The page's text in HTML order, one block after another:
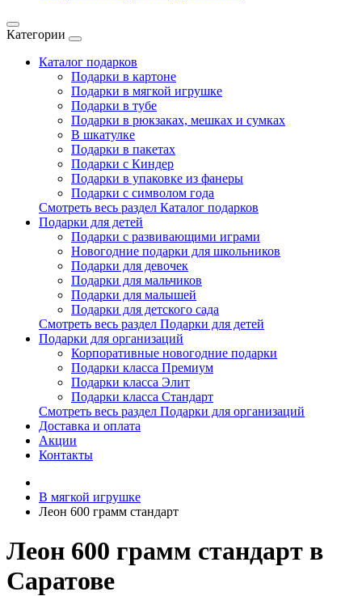
Категории
Каталог подарков
Подарки в картоне
Подарки в мягкой игрушке
Подарки в тубе
Подарки в рюкзаках, мешках и сумках
В шкатулке
Подарки в пакетах
Подарки с Киндер
Подарки в упаковке из фанеры
Подарки с символом года
Смотреть весь раздел Каталог подарков
Подарки для детей
Подарки с развивающими играми
Новогодние подарки для школьников
Подарки для девочек
Подарки для мальчиков
Подарки для малышей
Подарки для детского сада
Смотреть весь раздел Подарки для детей
Подарки для организаций
Корпоративные новогодние подарки
Подарки класса Премиум
Подарки класса Элит
Подарки класса Стандарт
Смотреть весь раздел Подарки для организаций
Доставка и оплата
Акции
Контакты
В мягкой игрушке
Леон 600 грамм стандарт
Леон 600 грамм стандарт в
Саратове